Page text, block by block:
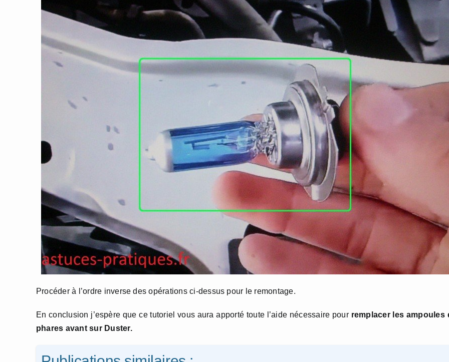
Procéder à l’ordre inverse des opérations ci-dessus pour le remontage.
En conclusion j’espère que ce tutoriel vous aura apporté toute l’aide nécessaire pour remplacer les ampoules
phares avant sur Duster.